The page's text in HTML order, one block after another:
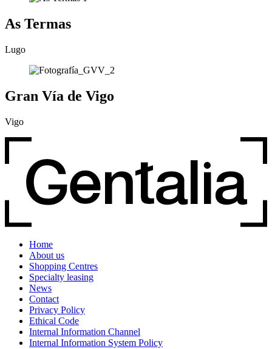
As Termas
Lugo
Gran Vía de Vigo
Vigo
Home
About us
Shopping Centres
Specialty leasing
News
Contact
Privacy Policy
Ethical Code
Internal Information Channel
Internal Information System Policy